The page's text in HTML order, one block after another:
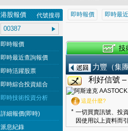
即時報價 即時最
力豐（集
利好信號 –
這是什麼?
* 一切買賣訊號、投
因使用以上資料而
港股報價 代號搜尋
即時報價
即時最近查詢報價
即時活躍股票
即時綜合投資組合
即時技術投資分析
詳細報價(即時)
派息紀錄